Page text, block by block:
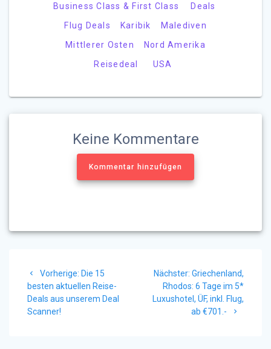
Business Class & First Class
Deals
Flug Deals
Karibik
Malediven
Mittlerer Osten
Nord Amerika
Reisedeal
USA
Keine Kommentare
Kommentar hinzufügen
Vorherige: Vorheriger
Beitrag:
Die 15
besten aktuellen Reise-
Deals aus unserem Deal
Scanner!
Nächster: Nächster
Beitrag:
Griechenland,
Rhodos: 6 Tage im 5*
Luxushotel, ÜF, inkl. Flug,
ab €701.-